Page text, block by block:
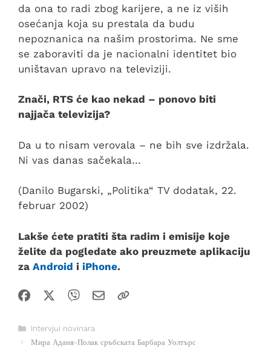
da ona to radi zbog karijere, a ne iz viših
osećanja koja su prestala da budu
nepoznanica na našim prostorima. Ne sme
se zaboraviti da je nacionalni identitet bio
uništavan upravo na televiziji.
Znači, RTS će kao nekad – ponovo biti
najjača televizija?
Da u to nisam verovala – ne bih sve izdržala.
Ni vas danas sačekala…
(Danilo Bugarski, „Politika“ TV dodatak, 22.
februar 2002)
Lakše ćete pratiti šta radim i emisije koje
želite da pogledate ako preuzmete aplikaciju
za Android i iPhone.
Kategorije
Intervjui novinara
Мира Аданя-Полак сръбската Барбара Уолтърс